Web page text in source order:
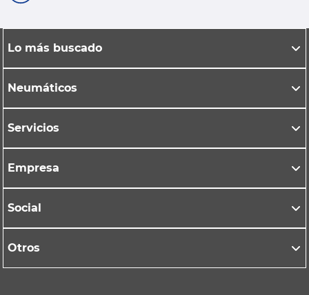
Lo más buscado
Neumáticos
Servicios
Empresa
Social
Otros